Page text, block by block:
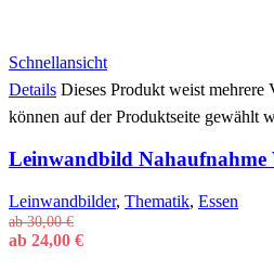
Schnellansicht
Details Dieses Produkt weist mehrere
können auf der Produktseite gewählt
Leinwandbild Nahaufnahme
Leinwandbilder, Thematik, Essen
ab30,00€
ab 24,00 €